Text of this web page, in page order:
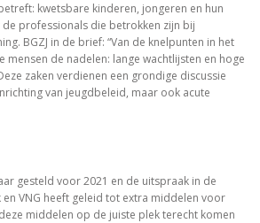
kwetsbare kinderen, jongeren en hun
de professionals die betrokken zijn bij
BGZJ in de brief: “Van de knelpunten in het
mensen de nadelen: lange wachtlijsten en hoge
zaken verdienen een grondige discussie
van jeugdbeleid, maar ook acute
gesteld voor 2021 en de uitspraak in de
en VNG heeft geleid tot extra middelen voor
middelen op de juiste plek terecht komen